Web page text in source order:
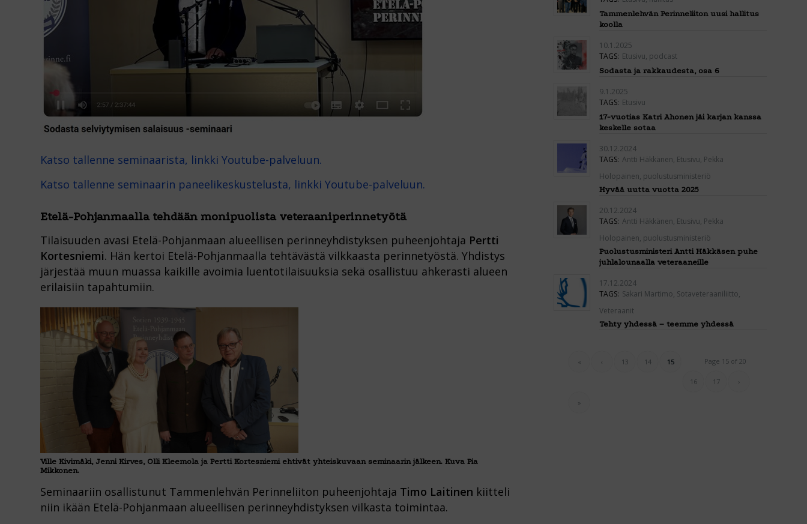
Katso tallenne seminaarista, linkki Youtube-palveluun.
Katso tallenne seminaarin paneelikeskustelusta, linkki Youtube-palveluun.
Etelä-Pohjanmaalla tehdään monipuolista veteraaniperinnetyötä
Tilaisuuden avasi Etelä-Pohjanmaan alueellisen perinneyhdistyksen puheenjohtaja Pertti
Kortesniemi. Hän kertoi Etelä-Pohjanmaalla tehtävästä vilkkaasta perinnetyöstä. Yhdistys
järjestää muun muassa kaikille avoimia luentotilaisuuksia sekä osallistuu ahkerasti alueen
erilaisiin tapahtumiin.
Ville Kivimäki, Jenni Kirves, Olli Kleemola ja Pertti Kortesniemi ehtivät yhteiskuvaan seminaarin jälkeen. Kuva Pia
Mikkonen.
Seminaariin osallistunut Tammenlehvän Perinneliiton puheenjohtaja Timo Laitinen kiitteli
niin ikään Etelä-Pohjanmaan alueellisen perinneyhdistyksen vilkasta toimintaa.
Tammenlehvän Perinneliiton uusi hallitus
koolla
10.1.2025
TAGS: Etusivu, podcast
Sodasta ja rakkaudesta, osa 6
9.1.2025
TAGS: Etusivu
17-vuotias Katri Ahonen jäi karjan kanssa
keskelle sotaa
30.12.2024
TAGS: Antti Häkkänen, Etusivu, Pekka
Holopainen, puolustusministeriö
Hyvää uutta vuotta 2025
20.12.2024
TAGS: Antti Häkkänen, Etusivu, Pekka
Holopainen, puolustusministeriö
Puolustusministeri Antti Häkkäsen puhe
juhlalounaalla veteraaneille
17.12.2024
TAGS: Sakari Martimo, Sotaveteraaniliitto,
Veteraanit
Tehty yhdessä – teemme yhdessä
Page 15 of 20
« ‹ 13 14 15
16 17 ›
»